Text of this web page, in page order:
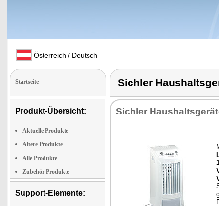
Österreich / Deutsch
Startseite
Produkt-Übersicht:
Aktuelle Produkte
Ältere Produkte
Alle Produkte
Zubehör Produkte
Support-Elemente:
Sichler
Sichler